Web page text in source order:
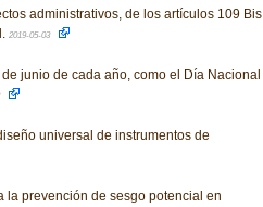
administrativos, de los artículos 109 Bis
2019-05-03
junio de cada año, como el Día Nacional
universal de instrumentos de
la prevención de sesgo potencial en